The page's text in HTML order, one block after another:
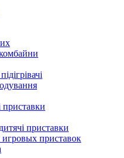
приставки
приставки
приставок